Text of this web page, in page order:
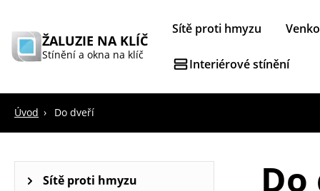
ŽALUZIE NA KLÍČ
Stínění a okna na klíč
Sítě proti hmyzu
Interiérové stínění
Úvod Do dveří
Sítě proti hmyzu